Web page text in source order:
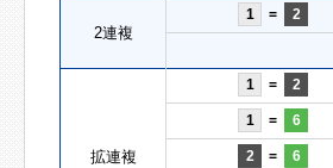
2連複
1 = 2
拡連複
1 = 2
1 = 6
2 = 6